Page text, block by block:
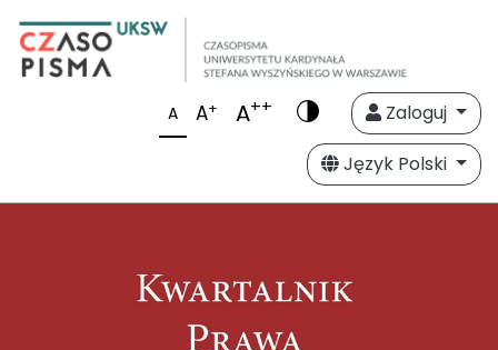
A A+ A++
Zaloguj
Język Polski